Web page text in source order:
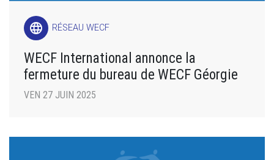
language RÉSEAU WECF
WECF International annonce la
fermeture du bureau de WECF Géorgie
VEN 27 JUIN 2025